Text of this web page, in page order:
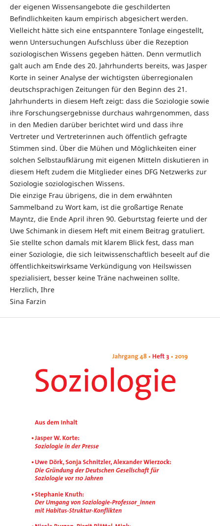
der eigenen Wissensangebote die geschilderten
Befindlichkeiten kaum empirisch abgesichert werden.
Vielleicht hätte sich eine entspanntere Tonlage eingestellt,
wenn Untersuchungen Aufschluss über die Rezeption
soziologischen Wissens gegeben hätten. Denn vermutlich
galt auch am Ende des 20. Jahrhunderts bereits, was Jasper
Korte in seiner Analyse der wichtigsten überregionalen
deutschsprachigen Zeitungen für den Beginn des 21.
Jahrhunderts in diesem Heft zeigt: dass die Soziologie sowie
ihre Forschungsergebnisse durchaus wahrgenommen, dass
in den Medien darüber berichtet wird und dass ihre
Vertreter und Vertreterinnen auch öffentlich gefragte
Stimmen sind. Über die Mühen und Möglichkeiten einer
solchen Selbstaufklärung mit eigenen Mitteln diskutieren in
diesem Heft zudem die Mitglieder eines DFG Netzwerks zur
Soziologie soziologischen Wissens.
Die einzige Frau übrigens, die in dem erwähnten
Sammelband zu Wort kam, ist die großartige Renate
Mayntz, die Ende April ihren 90. Geburtstag feierte und der
Uwe Schimank in diesem Heft mit einem Beitrag gratuliert.
Sie stellte schon damals mit klarem Blick fest, dass man
einer Soziologie, die sich leitwissenschaftlich beseelt auf die
öffentlichkeitswirksame Verkündigung von Heilswissen
spezialisiert, besser keine Träne nachweinen sollte.
Herzlich, Ihre
Sina Farzin